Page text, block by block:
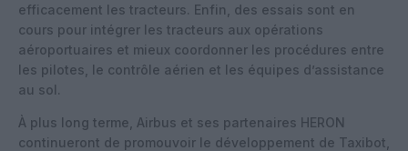
efficacement les tracteurs. Enfin, des essais sont en
cours pour intégrer les tracteurs aux opérations
aéroportuaires et mieux coordonner les procédures entre
les pilotes, le contrôle aérien et les équipes d’assistance
au sol.
À plus long terme, Airbus et ses partenaires HERON
continueront de promouvoir le développement de Taxibot,